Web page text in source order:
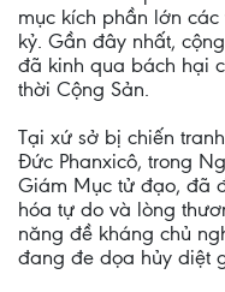
mục kích phần lớn
kỷ. Gần đây nhất,
đã kinh qua bách hại
thời Cộng Sản.
Tại xứ sở bị chiến
Đức Phanxicô, trong
Giám Mục tử đạo, đã
hóa tự do và lòng
năng đề kháng chủ
đang đe dọa hủy diệt